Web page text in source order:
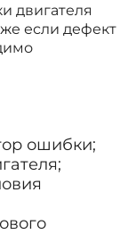
двигателя
если дефект
ошибки;